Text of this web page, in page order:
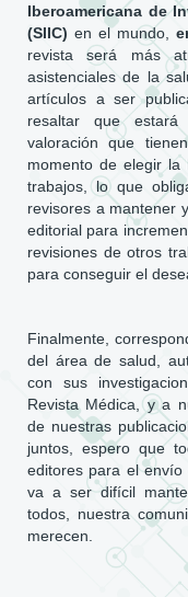
Iberoamericana de
(SIIC) en el mundo,
revista será más
asistenciales de la
artículos a ser
resaltar que estará
valoración que
momento de elegir la
trabajos, lo que
revisores a mantener
editorial para
revisiones de otros
para conseguir el
Finalmente,
del área de salud,
con sus
Revista Médica, y a
de nuestras
juntos, espero que
editores para el envío
va a ser difícil
todos, nuestra
merecen.